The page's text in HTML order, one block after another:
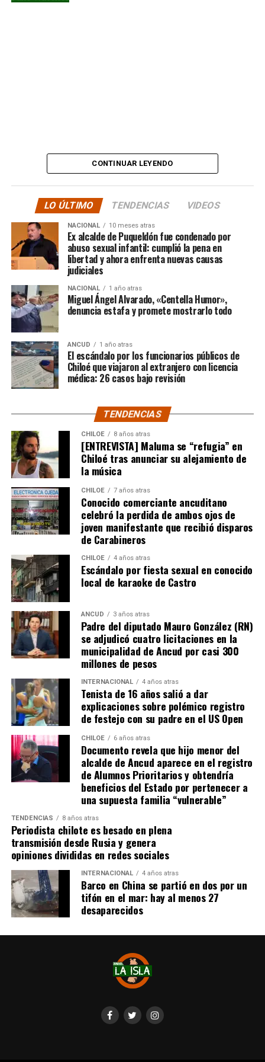
comunicados falsos
tele y donde sea para
hacer justicia.”
quienes lo han acompañado desde que compartió lo
ocurrido:
“Gracias a todos por el
apoyo!!!!”
Por el momento, las personas aludidas no han emitido
declaraciones públicas. La historia, según Centella,
recién comienza y, el mencionado posteo, ha generado
comentarios de todo tipo, en su gran mayoría, a favor
del humorista de Punta Arenas.
CONTINUAR LEYENDO
LO ÚLTIMO TENDENCIAS VIDEOS
NACIONAL 10 meses atras
Ex alcalde de Puqueldón fue condenado por
abuso sexual infantil: cumplió la pena en
libertad y ahora enfrenta nuevas causas
judiciales
NACIONAL 1 año atras
Miguel Ángel Alvarado, «Centella Humor»,
denuncia estafa y promete mostrarlo todo
ANCUD 1 año atras
El escándalo por los funcionarios públicos de
Chiloé que viajaron al extranjero con licencia
médica: 26 casos bajo revisión
TENDENCIAS
CHILOE 8 años atras
[ENTREVISTA] Maluma se “refugia” en
Chiloé tras anunciar su alejamiento de
la música
CHILOE 7 años atras
Conocido comerciante ancuditano
celebró la perdida de ambos ojos de
joven manifestante que recibió disparos
de Carabineros
CHILOE 4 años atras
Escándalo por fiesta sexual en conocido
local de karaoke de Castro
ANCUD 3 años atras
Padre del diputado Mauro González (RN)
se adjudicó cuatro licitaciones en la
municipalidad de Ancud por casi 300
millones de pesos
INTERNACIONAL 4 años atras
Tenista de 16 años salió a dar
explicaciones sobre polémico registro
de festejo con su padre en el US Open
CHILOE 6 años atras
Documento revela que hijo menor del
alcalde de Ancud aparece en el registro
de Alumnos Prioritarios y obtendría
beneficios del Estado por pertenecer a
una supuesta familia “vulnerable”
TENDENCIAS 8 años atras
Periodista chilote es besado en plena
transmisión desde Rusia y genera
opiniones divididas en redes sociales
INTERNACIONAL 4 años atras
Barco en China se partió en dos por un
tifón en el mar: hay al menos 27
desaparecidos